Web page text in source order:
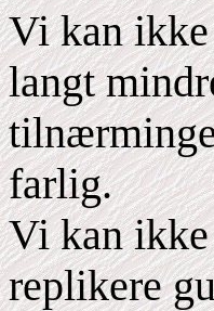
Vi kan ikke
langt
farlig.
Vi kan ikke
replikere